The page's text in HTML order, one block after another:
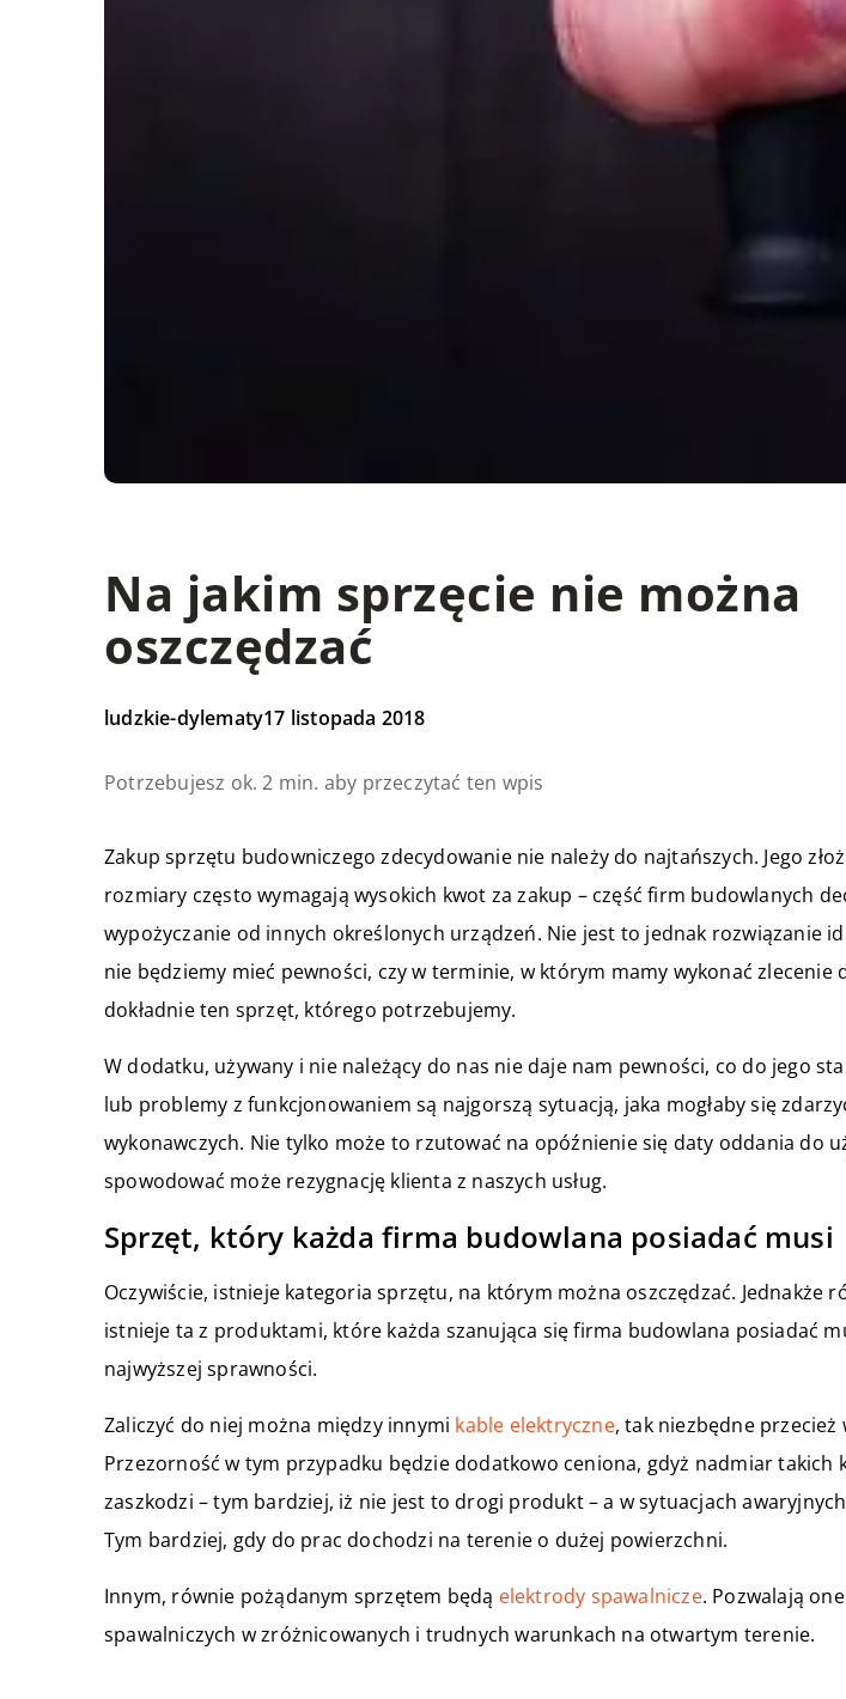
Na jakim sprzęcie nie można
oszczędzać
ludzkie-dylematy17 listopada 2018
Potrzebujesz ok. 2 min. aby przeczytać ten wpis
Zakup sprzętu budowniczego zdecydowanie nie należy do najtańszych. Jego
rozmiary często wymagają wysokich kwot za zakup – część firm budowlanych
wypożyczanie od innych określonych urządzeń. Nie jest to jednak rozwiązanie
nie będziemy mieć pewności, czy w terminie, w którym mamy wykonać zlecenie
dokładnie ten sprzęt, którego potrzebujemy.
W dodatku, używany i nie należący do nas nie daje nam pewności, co do jego
lub problemy z funkcjonowaniem są najgorszą sytuacją, jaka mogłaby się
wykonawczych. Nie tylko może to rzutować na opóźnienie się daty oddania do
spowodować może rezygnację klienta z naszych usług.
Sprzęt, który każda firma budowlana posiadać musi
Oczywiście, istnieje kategoria sprzętu, na którym można oszczędzać. Jednakże
istnieje ta z produktami, które każda szanująca się firma budowlana posiadać
najwyższej sprawności.
Zaliczyć do niej można między innymi kable elektryczne, tak niezbędne przecież
Przezorność w tym przypadku będzie dodatkowo ceniona, gdyż nadmiar takich
zaszkodzi – tym bardziej, iż nie jest to drogi produkt – a w sytuacjach
Tym bardziej, gdy do prac dochodzi na terenie o dużej powierzchni.
Innym, równie pożądanym sprzętem będą elektrody spawalnicze. Pozwalają
spawalniczych w zróżnicowanych i trudnych warunkach na otwartym terenie.